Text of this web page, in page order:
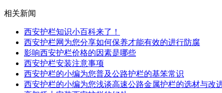
相关新闻
西安护栏知识小百科来了！
西安护栏网为您分享如何保养才能有效的进行防腐
影响西安护栏价格的因素是哪些
西安护栏安装注意事项
西安护栏的小编为您普及公路护栏的基笨常识
西安护栏的小编为您浅谈高速公路金属护栏的选材与改